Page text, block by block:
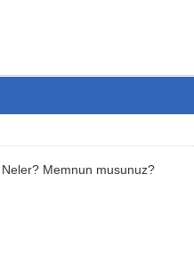
Neler? Memnun musunuz?